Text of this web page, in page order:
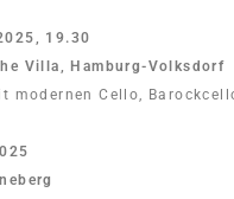
19.30
Villa, Hamburg-Volksdorf
modernen Cello,